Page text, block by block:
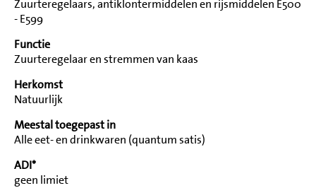
Zuurteregelaars, antiklontermiddelen en rijsmiddelen E500
- E599
Functie
Zuurteregelaar en stremmen van kaas
Herkomst
Natuurlijk
Meestal toegepast in
Alle eet- en drinkwaren (quantum satis)
ADI*
geen limiet